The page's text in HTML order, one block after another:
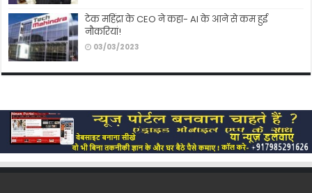
टेक महिंद्रा के CEO ने कहा- AI के आने से कम हुई
नौकरियां!
03/03/2023